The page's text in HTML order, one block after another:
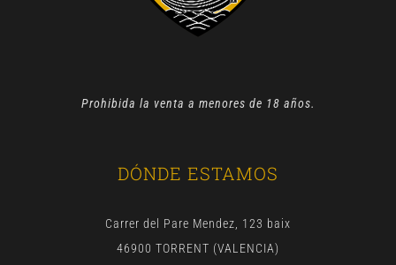
Prohibida la venta a menores de 18 años.
DÓNDE ESTAMOS
Carrer del Pare Mendez, 123 baix
46900 TORRENT (VALENCIA)